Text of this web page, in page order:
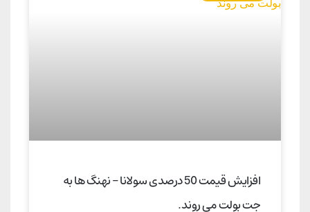
افزایش قیمت 50 درصدی سولانا – نهنگ ها به
جت بولت می روند.